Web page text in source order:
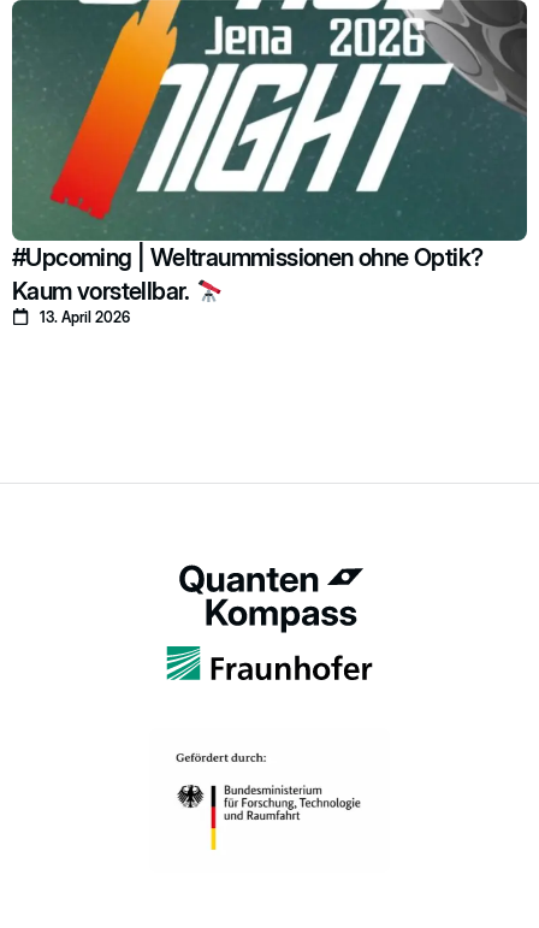
#Upcoming | Weltraummissionen ohne Optik?
Kaum vorstellbar.
13. April 2026